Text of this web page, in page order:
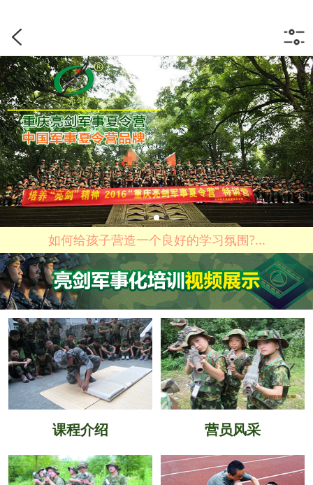
如何给孩子营造一个良好的学习氛围?...
课程介绍 营员风采